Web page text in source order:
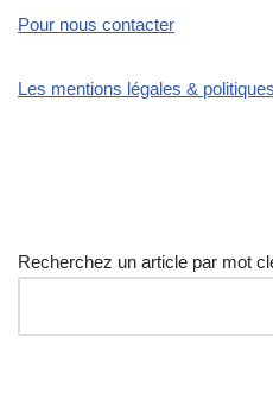
Pour nous contacter
Les mentions légales &
Recherchez un article par mot